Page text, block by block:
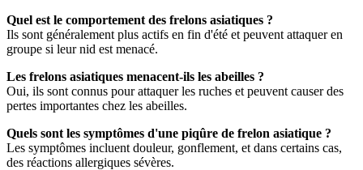
Quel est le comportement des frelons asiatiques ?
Ils sont généralement plus actifs en fin d'été et peuvent attaquer en
groupe si leur nid est menacé.
Les frelons asiatiques menacent-ils les abeilles ?
Oui, ils sont connus pour attaquer les ruches et peuvent causer des
pertes importantes chez les abeilles.
Quels sont les symptômes d'une piqûre de frelon asiatique ?
Les symptômes incluent douleur, gonflement, et dans certains cas,
des réactions allergiques sévères.